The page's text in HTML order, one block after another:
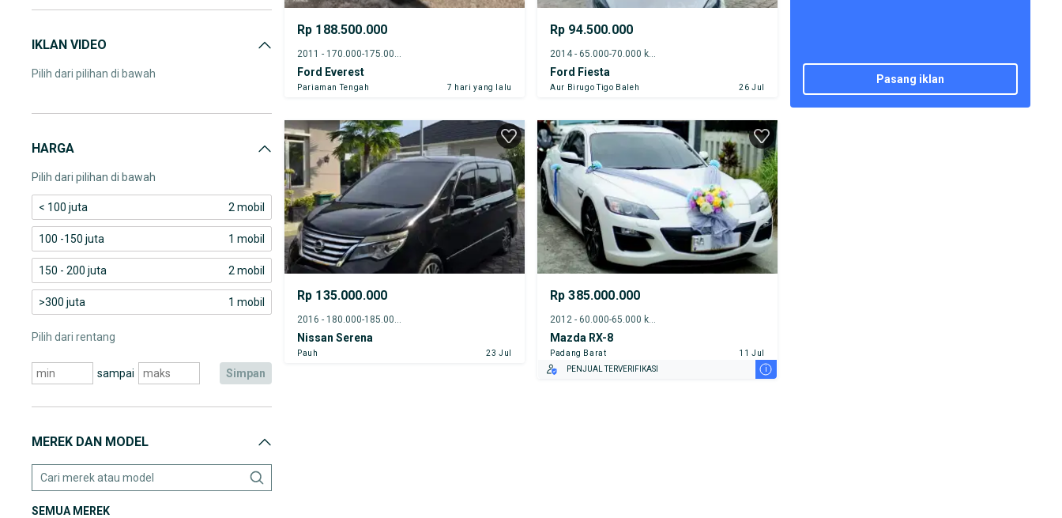
IKLAN VIDEO
Pilih dari pilihan di bawah
HARGA
Pilih dari pilihan di bawah
< 100 juta 2 mobil
100 -150 juta 1 mobil
150 - 200 juta 2 mobil
>300 juta 1 mobil
Pilih dari rentang
sampai simpan
MEREK DAN MODEL
SEMUA MEREK
Rp 188.500.000
Ford Everest
Pariaman Tengah 7 hari yang lalu
Rp 94.500.000
2014 - 65.000-70.000 km
Ford Fiesta
Aur Birugo Tigo Baleh 26 Jul
pasang iklan
Rp 135.000.000
Nissan Serena
Pauh 23 Jul
Rp 385.000.000
2012 - 60.000-65.000 km
Mazda RX-8
Padang Barat
11 Jul
PENJUAL TERVERIFIKASI
i